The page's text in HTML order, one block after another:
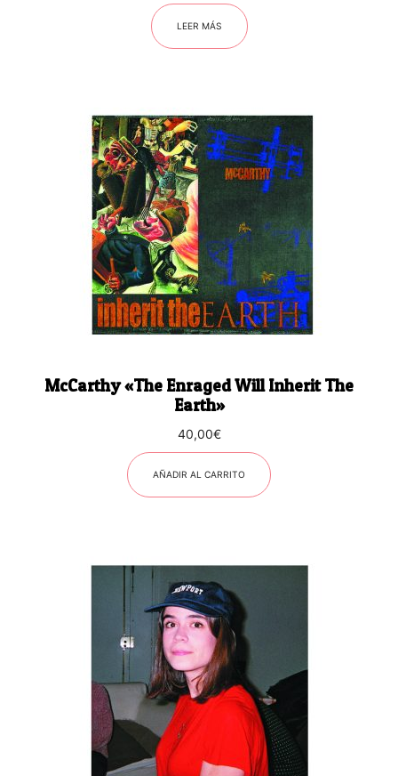
LEER MÁS
McCarthy «The Enraged Will Inherit The
Earth»
40,00€
AÑADIR AL CARRITO